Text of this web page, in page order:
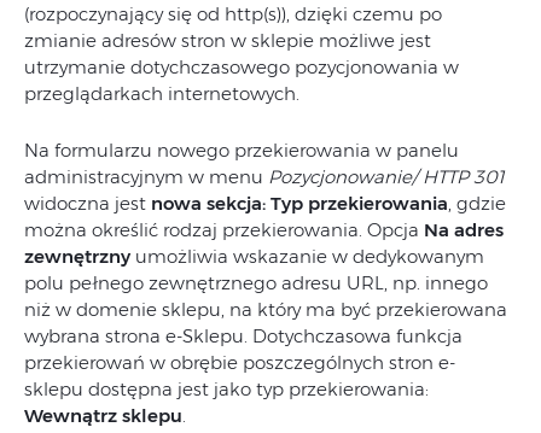
(rozpoczynający się od http(s)), dzięki czemu po
zmianie adresów stron w sklepie możliwe jest
utrzymanie dotychczasowego pozycjonowania w
przeglądarkach internetowych.
Na formularzu nowego przekierowania w panelu
administracyjnym w menu Pozycjonowanie/ HTTP 301
widoczna jest nowa sekcja: Typ przekierowania , gdzie
można określić rodzaj przekierowania. Opcja Na adres
zewnętrzny umożliwia wskazanie w dedykowanym
polu pełnego zewnętrznego adresu URL, np. innego
niż w domenie sklepu, na który ma być przekierowana
wybrana strona e-Sklepu. Dotychczasowa funkcja
przekierowań w obrębie poszczególnych stron e-
sklepu dostępna jest jako typ przekierowania:
Wewnątrz sklepu